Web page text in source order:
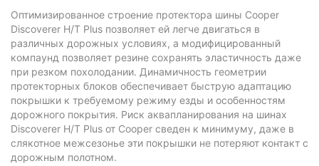
Оптимизированное строение протектора шины Cooper
Discoverer H/T Plus позволяет ей легче двигаться в
различных дорожных условиях, а модифицированный
компаунд позволяет резине сохранять эластичность даже
при резком похолодании. Динамичность геометрии
протекторных блоков обеспечивает быструю адаптацию
покрышки к требуемому режиму езды и особенностям
дорожного покрытия. Риск аквапланирования на шинах
Discoverer H/T Plus от Cooper сведен к минимуму, даже в
слякотное межсезонье эти покрышки не потеряют контакт с
дорожным полотном.